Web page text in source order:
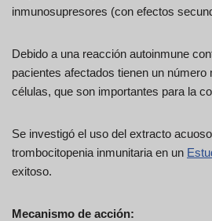
inmunosupresores (con efectos
Debido a una reacción autoinmune
pacientes afectados tienen un
células, que son importantes para la
Se investigó el uso del extracto
trombocitopenia inmunitaria en un
exitoso.
Mecanismo de acción: